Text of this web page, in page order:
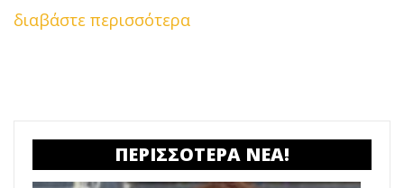
διαβάστε περισσότερα
ΠΕΡΙΣΣΟΤΕΡΑ ΝΕΑ!